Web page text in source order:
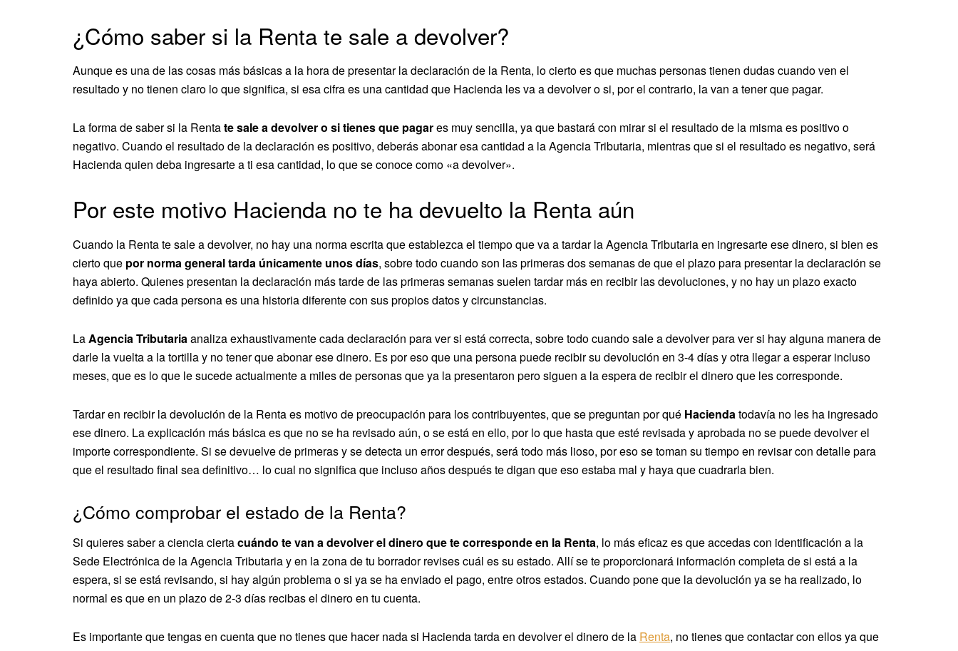
¿Cómo saber si la Renta te sale a devolver?
Aunque es una de las cosas más básicas a la hora de presentar la declaración de la Renta, lo cierto es que muchas personas tienen dudas cuando ven el
resultado y no tienen claro lo que significa, si esa cifra es una cantidad que Hacienda les va a devolver o si, por el contrario, la van a tener que pagar.
La forma de saber si la Rentate sale a devolver o si tienes que pagares muy sencilla, ya que bastará con mirar si el resultado de la misma es positivo o
negativo. Cuando el resultado de la declaración es positivo, deberás abonar esa cantidad a la Agencia Tributaria, mientras que si el resultado es negativo, será
Hacienda quien deba ingresarte a ti esa cantidad, lo que se conoce como «a devolver».
Por este motivo Hacienda no te ha devuelto la Renta aún
Cuando la Renta te sale a devolver, no hay una norma escrita que establezca el tiempo que va a tardar la Agencia Tributaria en ingresarte ese dinero, si bien es
cierto que por norma general tarda únicamente unos días, sobre todo cuando son las primeras dos semanas de que el plazo para presentar la declaración se
haya abierto. Quienes presentan la declaración más tarde de las primeras semanas suelen tardar más en recibir las devoluciones, y no hay un plazo exacto
definido ya que cada persona es una historia diferente con sus propios datos y circunstancias.
LaAgencia Tributariaanaliza exhaustivamente cada declaración para ver si está correcta, sobre todo cuando sale a devolver para ver si hay alguna manera de
darle la vuelta a la tortilla y no tener que abonar ese dinero. Es por eso que una persona puede recibir su devolución en 3-4 días y otra llegar a esperar incluso
meses, que es lo que le sucede actualmente a miles de personas que ya la presentaron pero siguen a la espera de recibir el dinero que les corresponde.
Tardar en recibir la devolución de la Renta es motivo de preocupación para los contribuyentes, que se preguntan por qué Haciendatodavía no les ha ingresado
ese dinero. La explicación más básica es que no se ha revisado aún, o se está en ello, por lo que hasta que esté revisada y aprobada no se puede devolver el
importe correspondiente. Si se devuelve de primeras y se detecta un error después, será todo más lioso, por eso se toman su tiempo en revisar con detalle para
que el resultado final sea definitivo… lo cual no significa que incluso años después te digan que eso estaba mal y haya que cuadrarla bien.
¿Cómo comprobar el estado de la Renta?
Si quieres saber a ciencia ciertacuándo te van a devolver el dinero que te corresponde en la Renta, lo más eficaz es que accedas con identificación a la
Sede Electrónica de la Agencia Tributaria y en la zona de tu borrador revises cuál es su estado. Allí se te proporcionará información completa de si está a la
espera, si se está revisando, si hay algún problema o si ya se ha enviado el pago, entre otros estados. Cuando pone que la devolución ya se ha realizado, lo
normal es que en un plazo de 2-3 días recibas el dinero en tu cuenta.
Es importante que tengas en cuenta que no tienes que hacer nada si Hacienda tarda en devolver el dinero de la Renta, no tienes que contactar con ellos ya que